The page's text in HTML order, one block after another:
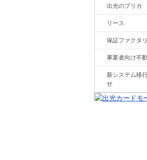
出光のプリカ
リース
保証ファクタ
事業者向け不
新システム移
せ